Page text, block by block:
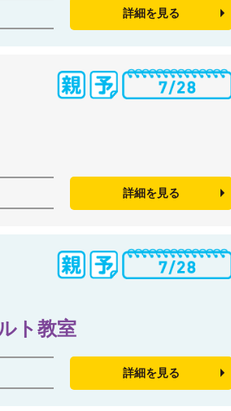
詳細を見る
詳細を見る
ト教室
詳細を見る